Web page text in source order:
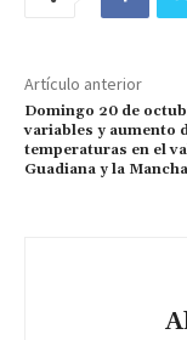
Artículo anterior
Domingo 20 de
variables y aumento
temperaturas en el
Guadiana y la Mancha